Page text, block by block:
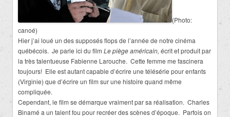
(Photo:
canoé)
Hier j’ai loué un des supposés flops de l’année de notre cinéma
québécois. Je parle ici du film Le piège américain, écrit et produit par
la très talentueuse Fabienne Larouche. Cette femme me fascinera
toujours! Elle est autant capable d’écrire une télésérie pour enfants
(Virginie) que d’écrire un film sur une histoire quand même
compliquée.
Cependant, le film se démarque vraiment par sa réalisation. Charles
Binamé a un talent fou pour recréer des scènes d’époque. Parfois on